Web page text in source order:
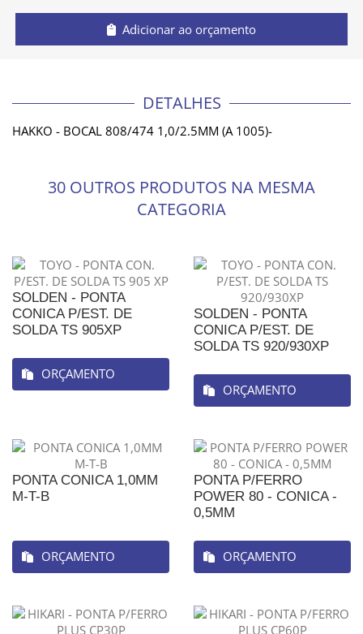
Adicionar ao orçamento
DETALHES
HAKKO - BOCAL 808/474 1,0/2.5MM (A 1005)-
30 OUTROS PRODUTOS NA MESMA
CATEGORIA
SOLDEN - PONTA
CONICA P/EST. DE
SOLDA TS 905XP
ORÇAMENTO
SOLDEN - PONTA
CONICA P/EST. DE
SOLDA TS 920/930XP
ORÇAMENTO
PONTA CONICA 1,0MM
M-T-B
ORÇAMENTO
PONTA P/FERRO
POWER 80 - CONICA -
0,5MM
ORÇAMENTO